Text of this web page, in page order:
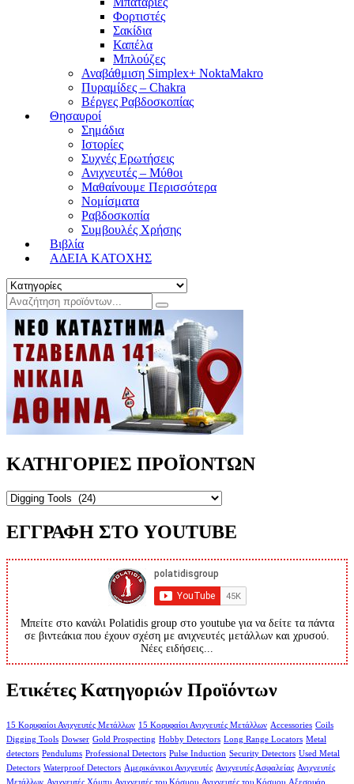
Φορτιστές
Σακίδια
Καπέλα
Μπλούζες
Αναβάθμιση Simplex+ NoktaMakro
Πυραμίδες – Chakra
Βέργες Ραβδοσκοπίας
Θησαυροί
Σημάδια
Ιστορίες
Συχνές Ερωτήσεις
Ανιχνευτές – Μύθοι
Μαθαίνουμε Περισσότερα
Νομίσματα
Ραβδοσκοπία
Συμβουλές Χρήσης
Βιβλία
ΑΔΕΙΑ ΚΑΤΟΧΗΣ
ΚΑΤΗΓΟΡΙΕΣ ΠΡΟΪΟΝΤΩΝ
ΕΓΓΡΑΦΗ ΣΤΟ YOUTUBE
Μπείτε στο κανάλι Polatidis group στο youtube για να δείτε τα πάντα
σε βιντεάκια που έχουν σχέση με ανιχνευτές μετάλλων και χρυσού.
Νέες ειδήσεις...
Ετικέτες Κατηγοριών Προϊόντων
15 Κορυφαίοι Ανιχνευτές Μετάλλων 15 Κορυφαίοι Ανιχνευτές Μετάλλων Accessories Coils
Digging Tools Dowser Gold Prospecting Hobby Detectors Long Range Locators Metal
detectors Pendulums Professional Detectors Pulse Induction Security Detectors Used Metal
Detectors Waterproof Detectors Αμερικάνικοι Ανιχνευτές Ανιχνευτές Ασφαλείας Ανιχνευτές